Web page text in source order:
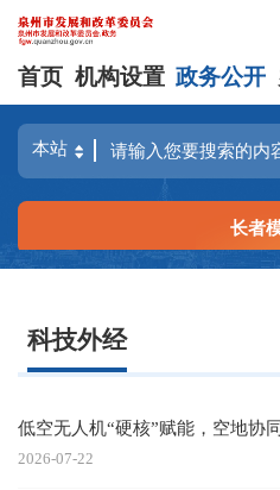
首页 机构设置 政务公开
长者
科技外经
低空无人机“硬核”赋能，空地协
2026-07-22